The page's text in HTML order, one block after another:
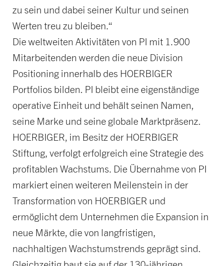
zu sein und dabei seiner Kultur und seinen
Werten treu zu bleiben.“
Die weltweiten Aktivitäten von PI mit 1.900
Mitarbeitenden werden die neue Division
Positioning innerhalb des HOERBIGER
Portfolios bilden. PI bleibt eine eigenständige
operative Einheit und behält seinen Namen,
seine Marke und seine globale Marktpräsenz.
HOERBIGER, im Besitz der HOERBIGER
Stiftung, verfolgt erfolgreich eine Strategie des
profitablen Wachstums. Die Übernahme von PI
markiert einen weiteren Meilenstein in der
Transformation von HOERBIGER und
ermöglicht dem Unternehmen die Expansion in
neue Märkte, die von langfristigen,
nachhaltigen Wachstumstrends geprägt sind.